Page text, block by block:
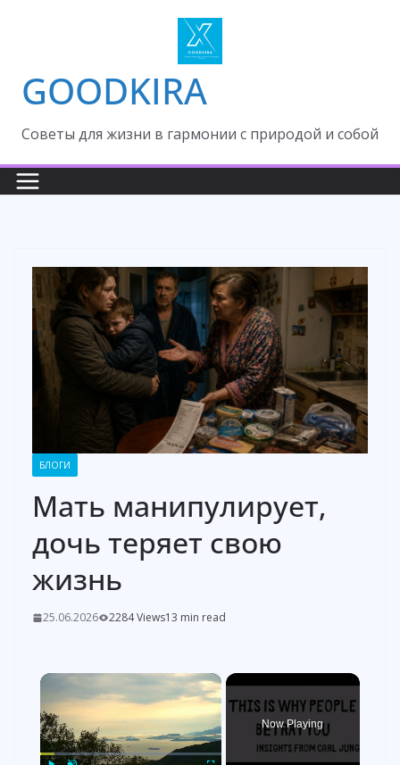
GOODKIRA
Cоветы для жизни в гармонии с природой и собой
БЛОГИ
Мать манипулирует,
дочь теряет свою
жизнь
25.06.2026 2284 Views13 min read
×
Now Playing